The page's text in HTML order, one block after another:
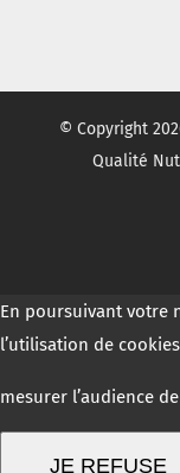
© Copyright
Qualité
En poursuivant votre
l’utilisation de
mesurer l’audience
JE REFUSE